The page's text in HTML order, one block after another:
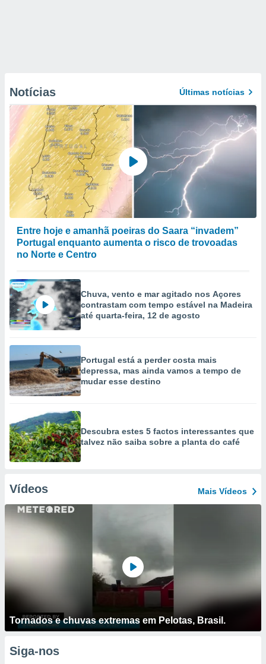
Notícias Últimas notícias
Entre hoje e amanhã poeiras do Saara “invadem”
Portugal enquanto aumenta o risco de trovoadas
no Norte e Centro
Chuva, vento e mar agitado nos Açores
contrastam com tempo estável na Madeira
até quarta-feira, 12 de agosto
Portugal está a perder costa mais
depressa, mas ainda vamos a tempo de
mudar esse destino
Descubra estes 5 factos interessantes que
talvez não saiba sobre a planta do café
Vídeos Mais Vídeos
Tornados e chuvas extremas em Pelotas, Brasil.
Siga-nos